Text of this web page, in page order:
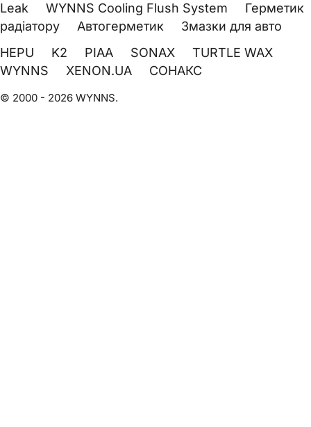
Leak
WYNNS Cooling Flush System
Герметик
радіатору
Автогерметик
Змазки для авто
HEPU
K2 PIAA SONAX
TURTLE WAX
WYNNS
XENON.UA СОНАКС
© 2000 - 2026 WYNNS.